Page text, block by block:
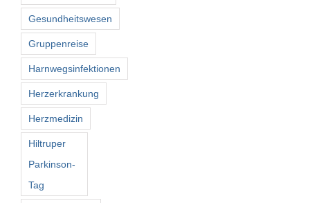
Gesundheitswesen
Gruppenreise
Harnwegsinfektionen
Herzerkrankung
Herzmedizin
Hiltruper
Parkinson-
Tag